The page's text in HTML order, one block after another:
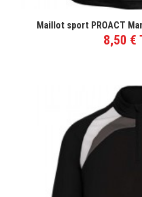
Maillot sport PROACT
8,50 €